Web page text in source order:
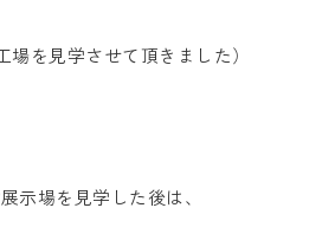
場を見学させて頂きました）
示場を見学した後は、